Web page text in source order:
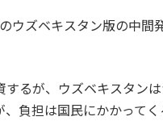
ウズベキスタン版の中
るが、ウズベキスタン
負担は国民にかかって